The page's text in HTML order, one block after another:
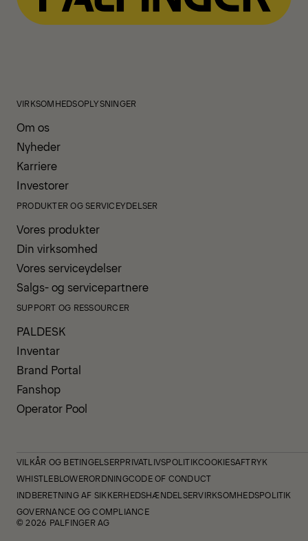
VIRKSOMHEDSOPLYSNINGER
Om os
Nyheder
Karriere
Investorer
PRODUKTER OG SERVICEYDELSER
Vores produkter
Din virksomhed
Vores serviceydelser
Salgs- og servicepartnere
SUPPORT OG RESSOURCER
PALDESK
Inventar
Brand Portal
Fanshop
Operator Pool
VILKÅR OG BETINGELSERPRIVATLIVSPOLITIKCOOKIESAFTRYK
WHISTLEBLOWERORDNINGCODE OF CONDUCT
INDBERETNING AF SIKKERHEDSHÆNDELSERVIRKSOMHEDSPOLITIK
GOVERNANCE OG COMPLIANCE
© 2026 PALFINGER AG